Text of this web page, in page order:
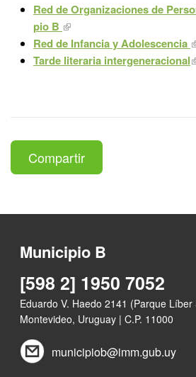
Red de Organizaciones de
pio B
Red de Infancia y Adolescencia
Tarde literaria intergeneracional
Compartir
Municipio B
[598 2] 1950 7052
Eduardo V. Haedo 2141 (Parque Líber
Montevideo, Uruguay | C.P. 11000
municipiob@imm.gub.uy